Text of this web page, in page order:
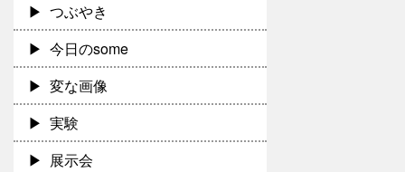
つぶやき
今日のsome
変な画像
実験
展示会